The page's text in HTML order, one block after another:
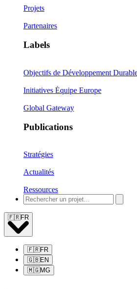
Projets
Partenaires
Labels
Objectifs de Développement
Initiatives Équipe Europe
Global Gateway
Publications
Stratégies
Actualités
Ressources
🇫🇷FR
🇫🇷FR
🇬🇧EN
🇲🇬MG